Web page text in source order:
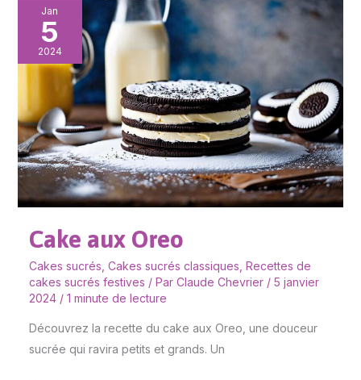
Jan
5
2024
Cake aux Oreo
Cakes sucrés Cakes sucrés classiques Recettes de
cakes sucrés festives / Par Claude Chevrier / 5 janvier
2024 / 1 minute de lecture
Découvrez la recette du cake aux Oreo, une douceur
sucrée qui ravira petits et grands. Un
Cake
aux
Oreo